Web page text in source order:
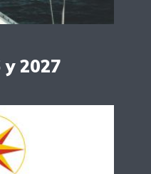
y 2027